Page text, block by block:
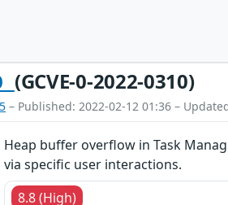
(GCVE-0-2022-0310)
– Published: 2022-02-12 01:36 –
Heap buffer overflow in Task
via specific user interactions.
8.8 (High)